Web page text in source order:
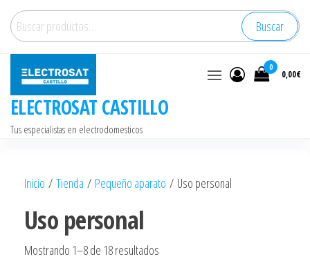
Saltar
contenido
Buscar
por:
Buscar
ELECTROSAT CASTILLO
Tus especialistas en electrodomesticos
0
0,00€
Inicio / Tienda / Pequeño aparato / Uso personal
Uso personal
Mostrando 1–8 de 18 resultados